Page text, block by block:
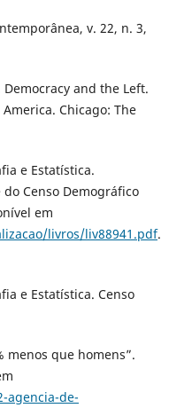
v. 22, n. 3,
Democracy and the Left.
Chicago: The
e Estatística.
Censo Demográfico
em
livros/liv88941.pdf.
e Estatística. Censo
menos que homens”.
agencia-de-